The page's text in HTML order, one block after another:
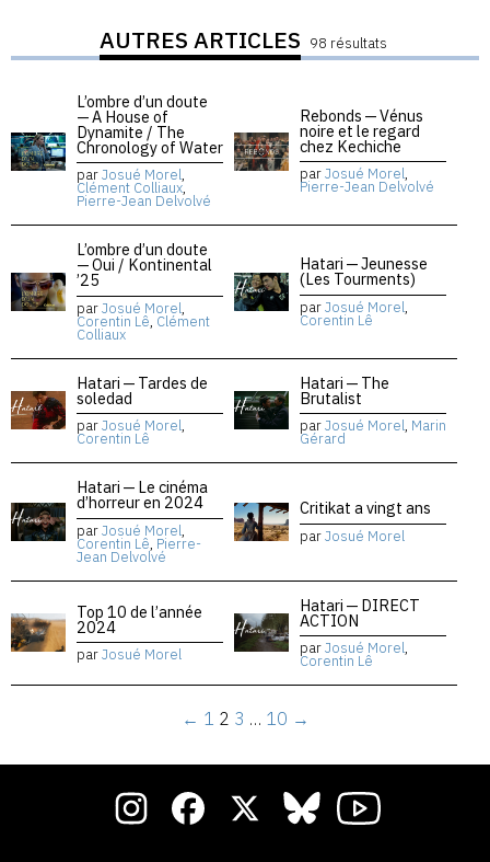
AUTRES ARTICLES 98 résultats
L’ombre d’un doute
— A House of
Dynamite / The
Chronology of Water
parJosué Morel,
Clément Colliaux,
Pierre-Jean Delvolvé
Rebonds — Vénus
noire et le regard
chez Kechiche
parJosué Morel,
Pierre-Jean Delvolvé
L’ombre d’un doute
— Oui / Kontinental
’25
parJosué Morel,
Corentin Lê, Clément
Colliaux
Hatari — Jeunesse
(Les Tourments)
parJosué Morel,
Corentin Lê
Hatari — Tardes de
soledad
parJosué Morel,
Corentin Lê
Hatari — The
Brutalist
parJosué Morel, Marin
Gérard
Hatari — Le cinéma
d’horreur en 2024
parJosué Morel,
Corentin Lê, Pierre-
Jean Delvolvé
Critikat a vingt ans
parJosué Morel
Top 10 de l’année
2024
parJosué Morel
Hatari — DIRECT
ACTION
parJosué Morel,
Corentin Lê
← 1 2 3 … 10 →